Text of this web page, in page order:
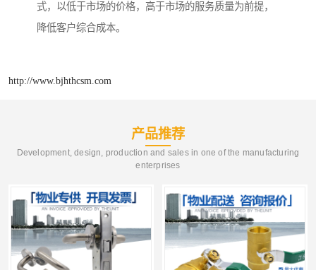
式，以低于市场的价格，高于市场的服务质量为前提，
降低客户综合成本。
http://www.bjhthcsm.com
产品推荐
Development, design, production and sales in one of the manufacturing
enterprises